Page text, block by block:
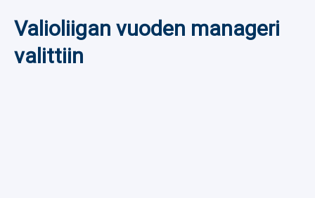
Jalkapallo
Valioliigan vuoden manageri
valittiin